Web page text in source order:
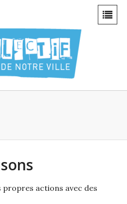
propres actions avec des